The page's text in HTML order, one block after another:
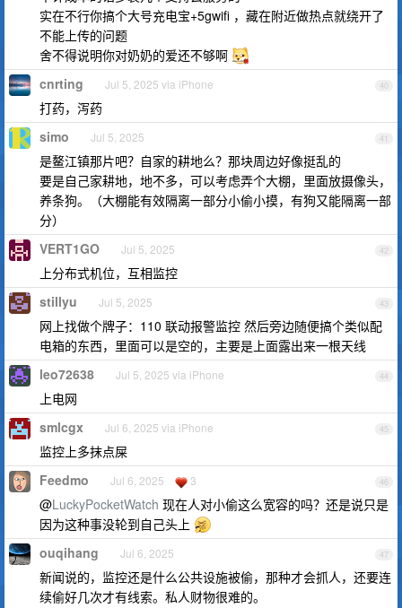
实在不行你搞个大号充电宝+5gwifi ，藏在附近做热点就绕开了
不能上传的问题
舍不得说明你对奶奶的爱还不够啊
40
cnrting Jul 5, 2025 via iPhone
打药，泻药
41
simo Jul 5, 2025
是鳌江镇那片吧？自家的耕地么？那块周边好像挺乱的
要是自己家耕地，地不多，可以考虑弄个大棚，里面放摄像头，
养条狗。（大棚能有效隔离一部分小偷小摸，有狗又能隔离一部
分）
42
VERT1GO Jul 5, 2025
上分布式机位，互相监控
43
stillyu Jul 5, 2025
网上找做个牌子：110 联动报警监控 然后旁边随便搞个类似配
电箱的东西，里面可以是空的，主要是上面露出来一根天线
44
leo72638 Jul 5, 2025 via iPhone
上电网
45
smlcgx Jul 6, 2025 via iPhone
监控上多抹点屎
46
Feedmo Jul 6, 2025 3
@LuckyPocketWatch 现在人对小偷这么宽容的吗？还是说只是
因为这种事没轮到自己头上
47
ouqihang Jul 6, 2025
新闻说的，监控还是什么公共设施被偷，那种才会抓人，还要连
续偷好几次才有线索。私人财物很难的。